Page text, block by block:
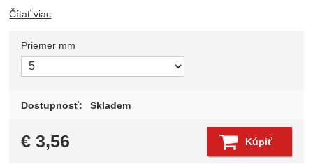
Čítať viac
Zvoľte variant
Priemer mm
Dostupnosť: Skladem
€ 3,56 Kúpiť